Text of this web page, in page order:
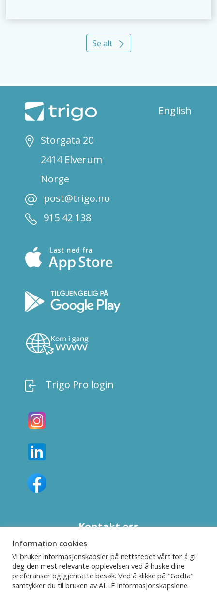
Se alt
English
Storgata 20
2414 Elverum
Norge
post@trigo.no
915 42 138
Trigo Pro login
Kontakt oss
Personvernerklæring
Information cookies
Vi bruker informasjonskapsler på nettstedet vårt for å gi
deg den mest relevante opplevelsen ved å huske dine
preferanser og gjentatte besøk. Ved å klikke på "Godta"
samtykker du til bruken av ALLE informasjonskapslene.